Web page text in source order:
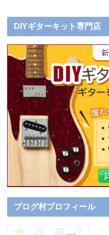
DIYギターキット専門店
ブログ村プロフィール